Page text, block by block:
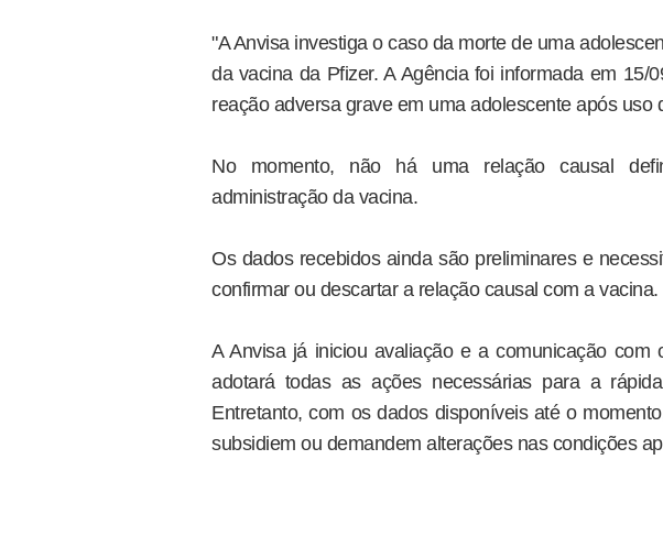
"A Anvisa investiga o caso da morte de uma
da vacina da Pfizer. A Agência foi informada em 15/
reação adversa grave em uma adolescente após uso
No momento, não há uma relação causal
administração da vacina.
Os dados recebidos ainda são preliminares e
confirmar ou descartar a relação causal com a vacina.
A Anvisa já iniciou avaliação e a comunicação com
adotará todas as ações necessárias para a
Entretanto, com os dados disponíveis até o
subsidiem ou demandem alterações nas condições